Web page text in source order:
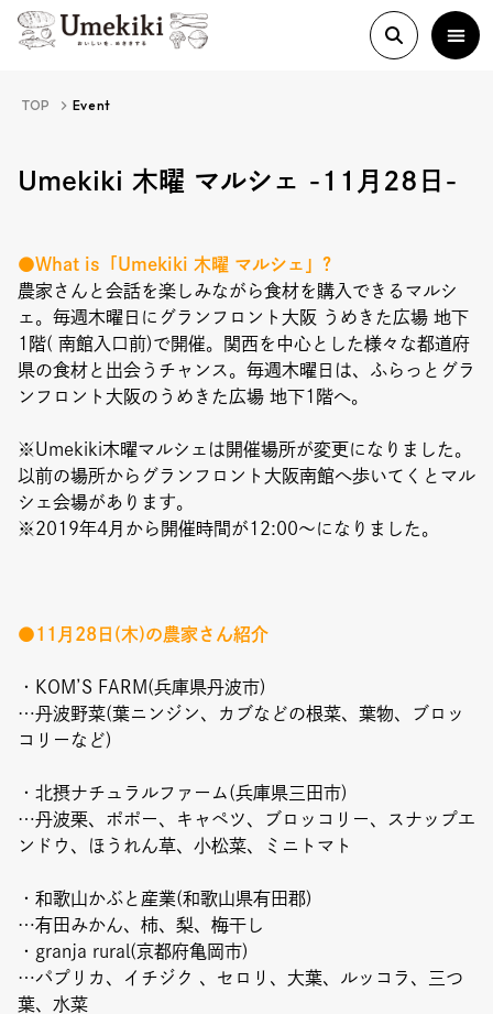
About
History
Food Study
Column
Paper
Event
Copyright (C) GRAND FRONT OSAKA. All Rights Reserved
TOP Event
Umekiki 木曜 マルシェ -11月28日-
●What is「Umekiki 木曜 マルシェ」?
農家さんと会話を楽しみながら食材を購入できるマルシ
ェ。毎週木曜日にグランフロント大阪 うめきた広場 地下
1階( 南館入口前)で開催。関西を中心とした様々な都道府
県の食材と出会うチャンス。毎週木曜日は、ふらっとグラ
ンフロント大阪のうめきた広場 地下1階へ。
※Umekiki木曜マルシェは開催場所が変更になりました。
以前の場所からグランフロント大阪南館へ歩いてくとマル
シェ会場があります。
※2019年4月から開催時間が12:00〜になりました。
●11月28日(木)の農家さん紹介
・KOM’S FARM(兵庫県丹波市)
…丹波野菜(葉ニンジン、カブなどの根菜、葉物、ブロッ
コリーなど)
・北摂ナチュラルファーム(兵庫県三田市)
…丹波栗、ポポー、キャペツ、ブロッコリー、スナップエ
ンドウ、ほうれん草、小松菜、ミニトマト
・和歌山かぶと産業(和歌山県有田郡)
…有田みかん、柿、梨、梅干し
・granja rural(京都府亀岡市)
…パプリカ、イチジク 、セロリ、大葉、ルッコラ、三つ
葉、水菜